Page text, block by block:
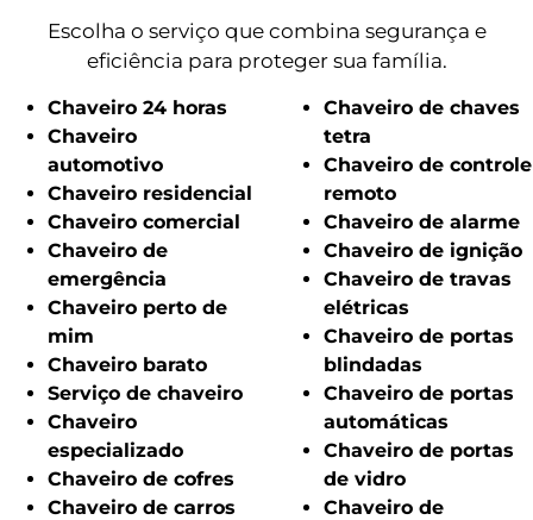
Escolha o serviço que combina segurança e
eficiência para proteger sua família.
Chaveiro 24 horas
Chaveiro
automotivo
Chaveiro residencial
Chaveiro comercial
Chaveiro de
emergência
Chaveiro perto de
mim
Chaveiro barato
Serviço de chaveiro
Chaveiro
especializado
Chaveiro de cofres
Chaveiro de carros
Chaveiro de chaves
tetra
Chaveiro de controle
remoto
Chaveiro de alarme
Chaveiro de ignição
Chaveiro de travas
elétricas
Chaveiro de portas
blindadas
Chaveiro de portas
automáticas
Chaveiro de portas
de vidro
Chaveiro de